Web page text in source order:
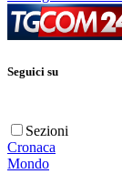
Seguici su
Sezioni
Cronaca
Mondo